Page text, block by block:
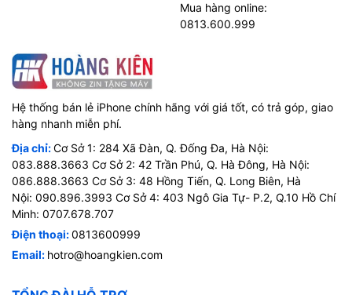
Mua hàng online:
0813.600.999
Hệ thống bán lẻ iPhone chính hãng với giá tốt, có trả góp, giao
hàng nhanh miễn phí.
Địa chỉ:Cơ Sở 1: 284 Xã Đàn, Q. Đống Đa, Hà Nội:
083.888.3663 Cơ Sở 2: 42 Trần Phú, Q. Hà Đông, Hà Nội:
086.888.3663 Cơ Sở 3: 48 Hồng Tiến, Q. Long Biên, Hà
Nội: 090.896.3993 Cơ Sở 4: 403 Ngô Gia Tự- P.2, Q.10 Hồ Chí
Minh: 0707.678.707
Điện thoại:0813600999
Email: hotro@hoangkien.com